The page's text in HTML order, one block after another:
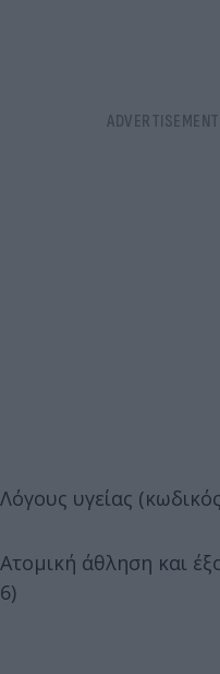
Λόγους υγείας
Ατομική άθληση και
6)